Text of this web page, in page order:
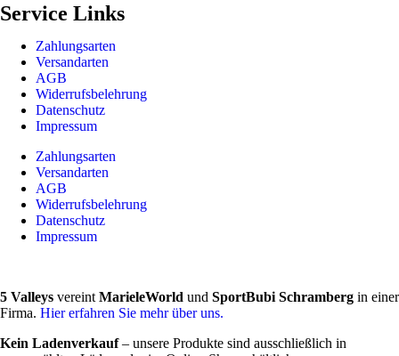
Service Links
Zahlungsarten
Versandarten
AGB
Widerrufsbelehrung
Datenschutz
Impressum
Zahlungsarten
Versandarten
AGB
Widerrufsbelehrung
Datenschutz
Impressum
5 Valleys vereint MarieleWorld und SportBubi Schramberg in einer
Firma. Hier erfahren Sie mehr über uns.
Kein Ladenverkauf– unsere Produkte sind ausschließlich in